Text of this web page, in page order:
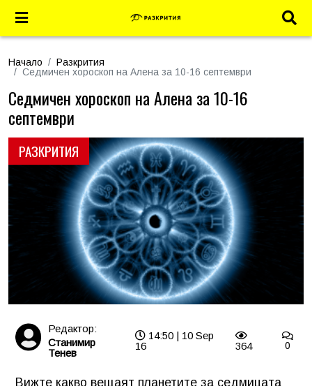
Начало
Разкрития
Седмичен хороскоп на Алена за 10-16 септември
РАЗКРИТИЯ
Седмичен хороскоп на Алена за 10-16
септември
Редактор:
Станимир
Тенев
14:50 | 10 Sep
16
364 0
Вижте какво вещаят планетите за седмицата